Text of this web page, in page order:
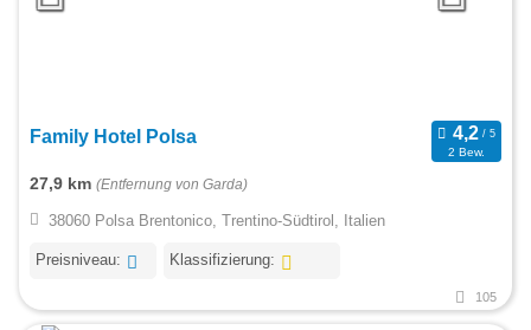
Family Hotel Polsa
2 Bew.
27,9 km (Entfernung von Garda)
38060 Polsa Brentonico, Trentino-Südtirol, Italien
Preisniveau: Klassifizierung:
105